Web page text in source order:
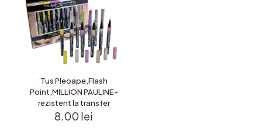
Tus Pleoape,Flash
Point,MILLION PAULINE-
rezistent la transfer
8.00 lei